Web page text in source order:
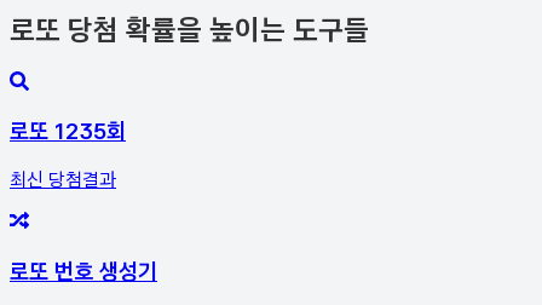
로또 당첨 확률을 높이는 도구들
로또 1235회
최신 당첨결과
로또 번호 생성기